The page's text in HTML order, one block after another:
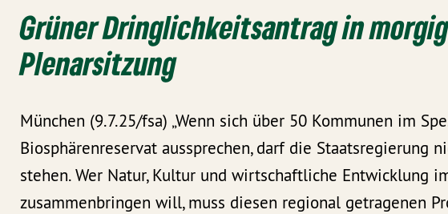
Grüner Dringlichkeitsantrag in
Plenarsitzung
München (9.7.25/fsa) „Wenn sich über 50 Kommunen im
Biosphärenreservat aussprechen, darf die Staatsregierung
stehen. Wer Natur, Kultur und wirtschaftliche Entwicklung
zusammenbringen will, muss diesen regional getragenen